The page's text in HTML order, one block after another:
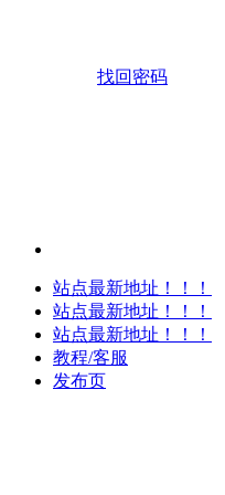
找回密码
站点最新地址！！！
站点最新地址！！！
站点最新地址！！！
教程/客服
发布页